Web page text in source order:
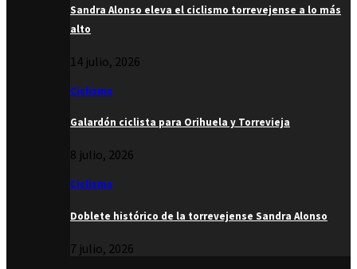
Sandra Alonso eleva el ciclismo torrevejense a lo más
alto
14 julio, 2026
Ciclismo
Galardón ciclista para Orihuela y Torrevieja
8 julio, 2026
Ciclismo
Doblete histórico de la torrevejense Sandra Alonso
7 julio, 2026